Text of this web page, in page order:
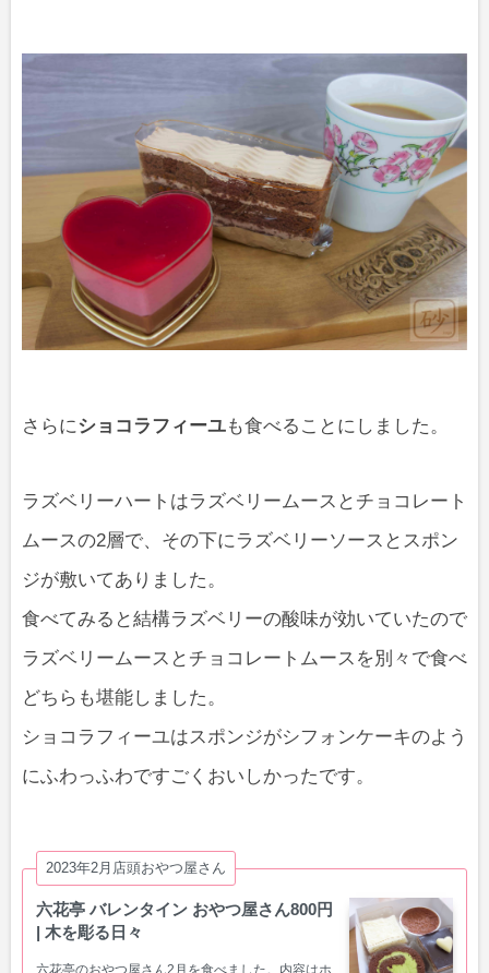
さらにショコラフィーユも食べることにしました。
ラズベリーハートはラズベリームースとチョコレート
ムースの2層で、その下にラズベリーソースとスポン
ジが敷いてありました。
食べてみると結構ラズベリーの酸味が効いていたので
ラズベリームースとチョコレートムースを別々で食べ
どちらも堪能しました。
ショコラフィーユはスポンジがシフォンケーキのよう
にふわっふわですごくおいしかったです。
2023年2月店頭おやつ屋さん
六花亭 バレンタイン おやつ屋さん800円
| 木を彫る日々
六花亭のおやつ屋さん2月を食べました。内容はホ